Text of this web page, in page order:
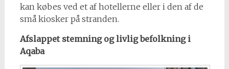
kan købes ved et af hotellerne eller i den af de
små kiosker på stranden.
Afslappet stemning og livlig befolkning i
Aqaba